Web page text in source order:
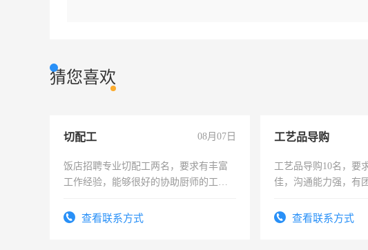
猜您喜欢
切配工 08月07日
饭店招聘专业切配工两名，要求有丰富
工作经验，能够很好的协助厨师的工
4500。查看联系方式
工艺品导购
工艺品导购10名，要
佳，沟通能力强，有
查看联系方式